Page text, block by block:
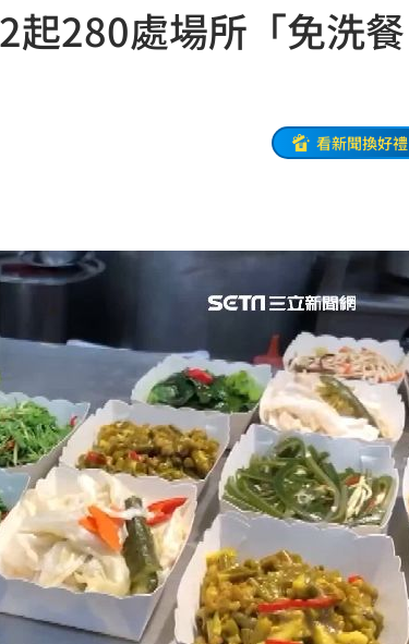
起280處場所「免洗餐
看新聞換好禮